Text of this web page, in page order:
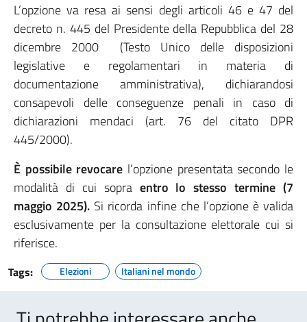
L’opzione va resa ai sensi degli articoli 46 e 47 del
decreto n. 445 del Presidente della Repubblica del 28
dicembre 2000 (Testo Unico delle disposizioni
legislative e regolamentari in materia di
documentazione amministrativa), dichiarandosi
consapevoli delle conseguenze penali in caso di
dichiarazioni mendaci (art. 76 del citato DPR
445/2000).
È possibile revocare l’opzione presentata secondo le
modalità di cui sopraentro lo stesso termine (7
maggio 2025). Si ricorda infine che l’opzione è valida
esclusivamente per la consultazione elettorale cui si
riferisce.
Tags: Elezioni Italiani nel mondo